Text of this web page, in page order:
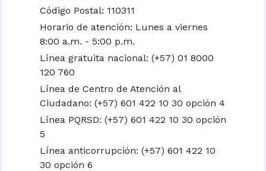
Código Postal: 110311
Horario de atención: Lunes a viernes
8:00 a.m. - 5:00 p.m.
Línea gratuita nacional: (+57) 01 8000
120 760
Línea de Centro de Atención al
Ciudadano: (+57) 601 422 10 30 opción 4
Línea PQRSD: (+57) 601 422 10 30 opción
5
Línea anticorrupción: (+57) 601 422 10
30 opción 6